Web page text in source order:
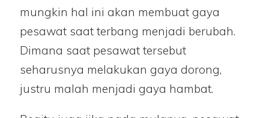
mungkin hal ini akan membuat gaya
pesawat saat terbang menjadi berubah.
Dimana saat pesawat tersebut
seharusnya melakukan gaya dorong,
justru malah menjadi gaya hambat.